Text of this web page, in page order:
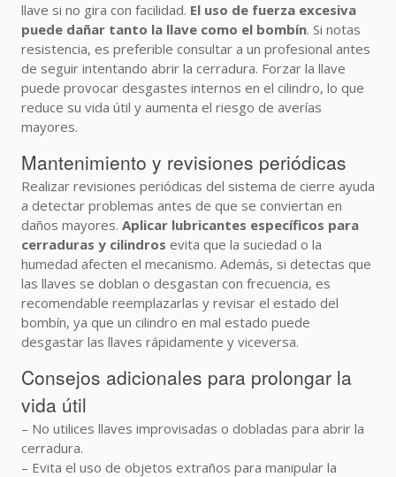
llave si no gira con facilidad. El uso de fuerza excesiva
puede dañar tanto la llave como el bombín. Si notas
resistencia, es preferible consultar a un profesional antes
de seguir intentando abrir la cerradura. Forzar la llave
puede provocar desgastes internos en el cilindro, lo que
reduce su vida útil y aumenta el riesgo de averías
mayores.
Mantenimiento y revisiones periódicas
Realizar revisiones periódicas del sistema de cierre ayuda
a detectar problemas antes de que se conviertan en
daños mayores. Aplicar lubricantes específicos para
cerraduras y cilindros evita que la suciedad o la
humedad afecten el mecanismo. Además, si detectas que
las llaves se doblan o desgastan con frecuencia, es
recomendable reemplazarlas y revisar el estado del
bombín, ya que un cilindro en mal estado puede
desgastar las llaves rápidamente y viceversa.
Consejos adicionales para prolongar la
vida útil
– No utilices llaves improvisadas o dobladas para abrir la
cerradura.
– Evita el uso de objetos extraños para manipular la